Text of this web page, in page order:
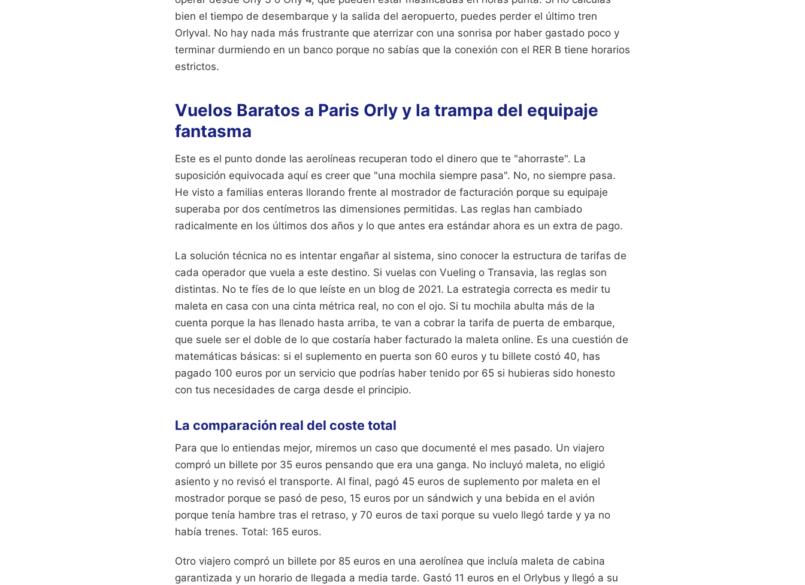
bien el tiempo de desembarque y la salida del aeropuerto, puedes perder el último tren
Orlyval. No hay nada más frustrante que aterrizar con una sonrisa por haber gastado poco y
terminar durmiendo en un banco porque no sabías que la conexión con el RER B tiene horarios
estrictos.
Vuelos Baratos a Paris Orly y la trampa del equipaje
fantasma
Este es el punto donde las aerolíneas recuperan todo el dinero que te "ahorraste". La
suposición equivocada aquí es creer que "una mochila siempre pasa". No, no siempre pasa.
He visto a familias enteras llorando frente al mostrador de facturación porque su equipaje
superaba por dos centímetros las dimensiones permitidas. Las reglas han cambiado
radicalmente en los últimos dos años y lo que antes era estándar ahora es un extra de pago.
La solución técnica no es intentar engañar al sistema, sino conocer la estructura de tarifas de
cada operador que vuela a este destino. Si vuelas con Vueling o Transavia, las reglas son
distintas. No te fíes de lo que leíste en un blog de 2021. La estrategia correcta es medir tu
maleta en casa con una cinta métrica real, no con el ojo. Si tu mochila abulta más de la
cuenta porque la has llenado hasta arriba, te van a cobrar la tarifa de puerta de embarque,
que suele ser el doble de lo que costaría haber facturado la maleta online. Es una cuestión de
matemáticas básicas: si el suplemento en puerta son 60 euros y tu billete costó 40, has
pagado 100 euros por un servicio que podrías haber tenido por 65 si hubieras sido honesto
con tus necesidades de carga desde el principio.
La comparación real del coste total
Para que lo entiendas mejor, miremos un caso que documenté el mes pasado. Un viajero
compró un billete por 35 euros pensando que era una ganga. No incluyó maleta, no eligió
asiento y no revisó el transporte. Al final, pagó 45 euros de suplemento por maleta en el
mostrador porque se pasó de peso, 15 euros por un sándwich y una bebida en el avión
porque tenía hambre tras el retraso, y 70 euros de taxi porque su vuelo llegó tarde y ya no
había trenes. Total: 165 euros.
Otro viajero compró un billete por 85 euros en una aerolínea que incluía maleta de cabina
garantizada y un horario de llegada a media tarde. Gastó 11 euros en el Orlybus y llegó a su